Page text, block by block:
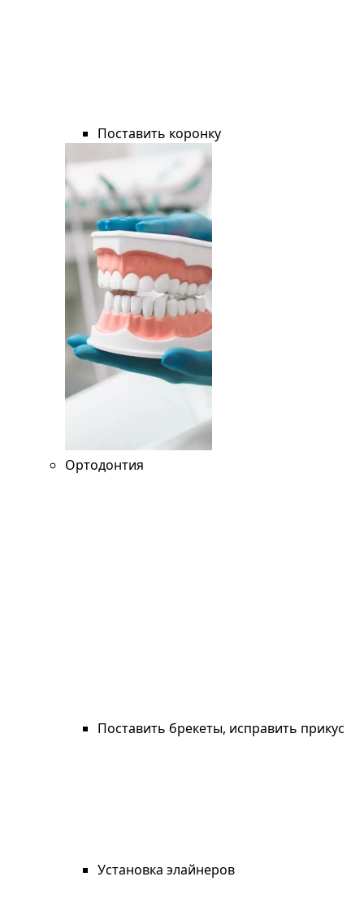
Поставить коронку
Ортодонтия
Поставить брекеты, исправить прикус
Установка элайнеров